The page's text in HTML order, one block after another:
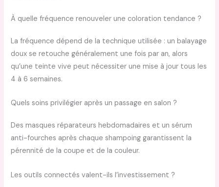
À quelle fréquence renouveler une coloration tendance ?
La fréquence dépend de la technique utilisée : un balayage
doux se retouche généralement une fois par an, alors
qu’une teinte vive peut nécessiter une mise à jour tous les
4 à 6 semaines.
Quels soins privilégier après un passage en salon ?
Des masques réparateurs hebdomadaires et un sérum
anti-fourches après chaque shampoing garantissent la
pérennité de la coupe et de la couleur.
Les outils connectés valent-ils l’investissement ?